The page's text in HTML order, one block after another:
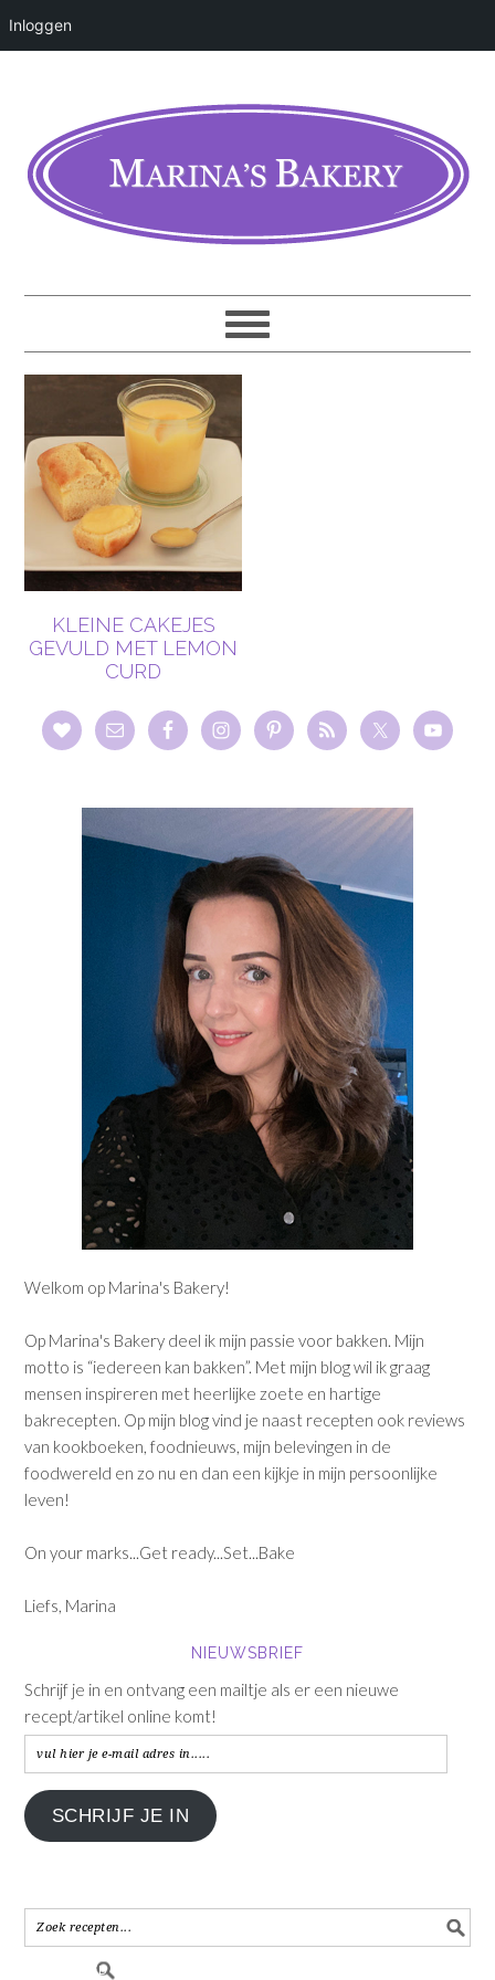
Inloggen
KLEINE CAKEJES
GEVULD MET LEMON
CURD
Welkom op Marina's Bakery!
Op Marina's Bakery deel ik mijn passie voor bakken. Mijn
motto is “iedereen kan bakken”. Met mijn blog wil ik graag
mensen inspireren met heerlijke zoete en hartige
bakrecepten. Op mijn blog vind je naast recepten ook reviews
van kookboeken, foodnieuws, mijn belevingen in de
foodwereld en zo nu en dan een kijkje in mijn persoonlijke
leven!
On your marks...Get ready...Set...Bake
Liefs, Marina
NIEUWSBRIEF
Schrijf je in en ontvang een mailtje als er een nieuwe
recept/artikel online komt!
vul
hier
je
e-
in.....
SCHRIJF JE IN